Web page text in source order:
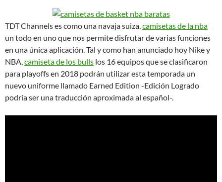
TDT Channels es como una navaja suiza,camisetas de la nba
un todo en uno que nos permite disfrutar de varias funciones
en una única aplicación. Tal y como han anunciado hoy Nike y
NBA,camiseta de los bulls los 16 equipos que se clasificaron
para playoffs en 2018 podrán utilizar esta temporada un
nuevo uniforme llamado Earned Edition -Edición Logrado
podría ser una traducción aproximada al español-.